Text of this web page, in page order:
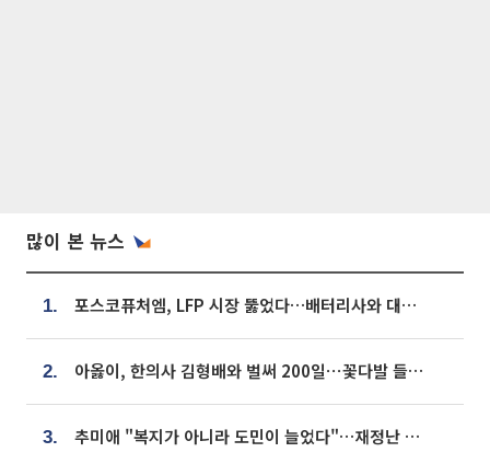
많이 본 뉴스
1. 포스코퓨처엠, LFP 시장 뚫었다…배터리사와 대규모 장기 공급 합의
2. 아옳이, 한의사 김형배와 벌써 200일⋯꽃다발 들고 "프러포즈 아냐"
3. 추미애 "복지가 아니라 도민이 늘었다"…재정난 책임론 정면돌파